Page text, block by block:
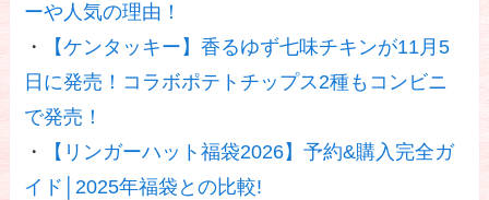
ーや人気の理由！
・
【ケンタッキー】香るゆず七味チキンが11月5
日に発売！コラボポテトチップス2種もコンビニ
で発売！
・
【リンガーハット福袋2026】予約&購入完全ガ
イド│2025年福袋との比較!